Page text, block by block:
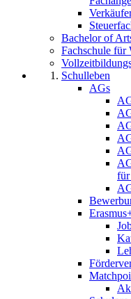
Bachelor of
Fachschule für
Schulleben
AGs
für